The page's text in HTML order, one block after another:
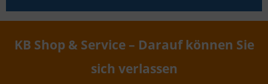
KB Shop & Service – Darauf können Sie
sich verlassen